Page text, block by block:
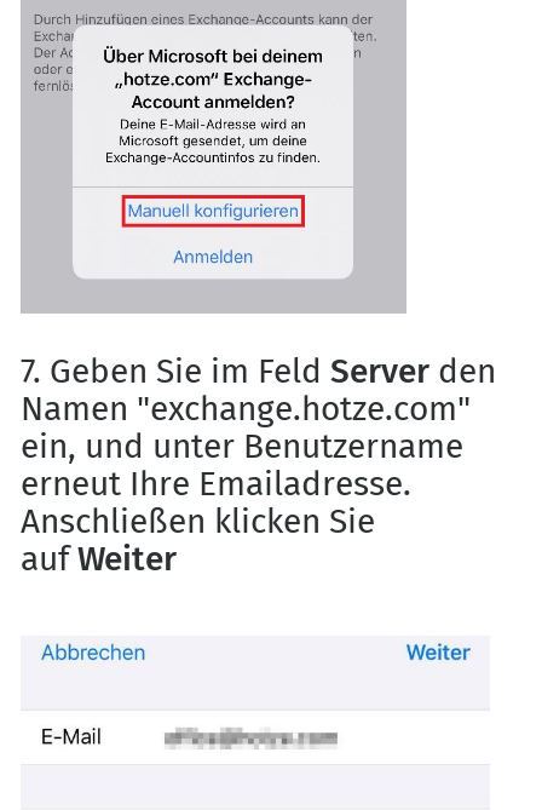
7. Geben Sie im Feld Server den
Namen "exchange.hotze.com"
ein, und unter Benutzername
erneut Ihre Emailadresse.
Anschließen klicken Sie
aufWeiter